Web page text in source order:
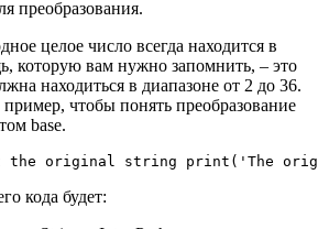
преобразования.
целое число всегда находится в
которую вам нужно запомнить, – это
находиться в диапазоне от 2 до 36.
чтобы понять преобразование
base.
the original string print('The
кода будет: